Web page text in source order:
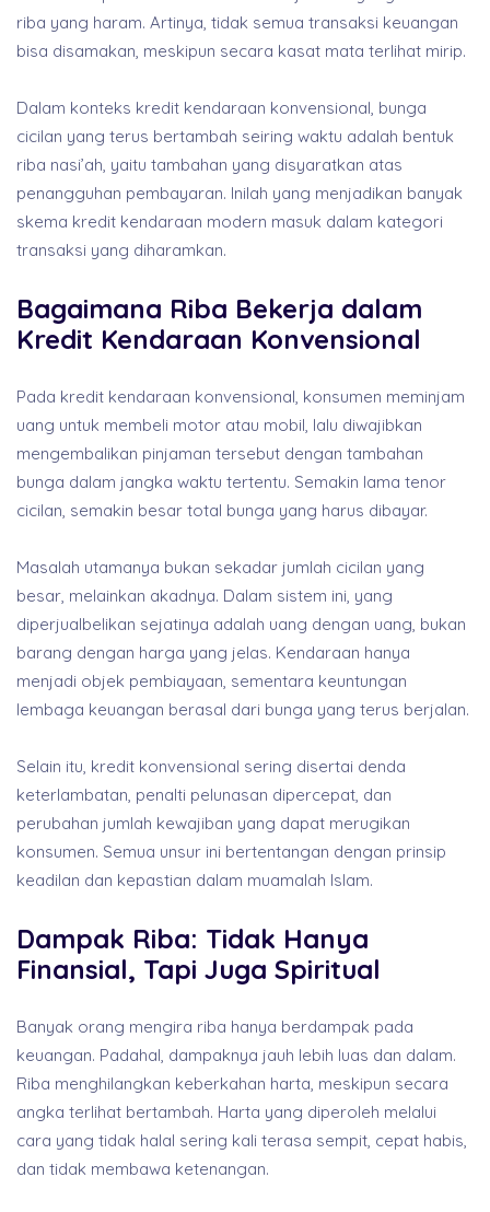
riba yang haram. Artinya, tidak semua transaksi keuangan
bisa disamakan, meskipun secara kasat mata terlihat mirip.
Dalam konteks kredit kendaraan konvensional, bunga
cicilan yang terus bertambah seiring waktu adalah bentuk
riba nasi’ah, yaitu tambahan yang disyaratkan atas
penangguhan pembayaran. Inilah yang menjadikan banyak
skema kredit kendaraan modern masuk dalam kategori
transaksi yang diharamkan.
Bagaimana Riba Bekerja dalam
Kredit Kendaraan Konvensional
Pada kredit kendaraan konvensional, konsumen meminjam
uang untuk membeli motor atau mobil, lalu diwajibkan
mengembalikan pinjaman tersebut dengan tambahan
bunga dalam jangka waktu tertentu. Semakin lama tenor
cicilan, semakin besar total bunga yang harus dibayar.
Masalah utamanya bukan sekadar jumlah cicilan yang
besar, melainkan akadnya. Dalam sistem ini, yang
diperjualbelikan sejatinya adalah uang dengan uang, bukan
barang dengan harga yang jelas. Kendaraan hanya
menjadi objek pembiayaan, sementara keuntungan
lembaga keuangan berasal dari bunga yang terus berjalan.
Selain itu, kredit konvensional sering disertai denda
keterlambatan, penalti pelunasan dipercepat, dan
perubahan jumlah kewajiban yang dapat merugikan
konsumen. Semua unsur ini bertentangan dengan prinsip
keadilan dan kepastian dalam muamalah Islam.
Dampak Riba: Tidak Hanya
Finansial, Tapi Juga Spiritual
Banyak orang mengira riba hanya berdampak pada
keuangan. Padahal, dampaknya jauh lebih luas dan dalam.
Riba menghilangkan keberkahan harta, meskipun secara
angka terlihat bertambah. Harta yang diperoleh melalui
cara yang tidak halal sering kali terasa sempit, cepat habis,
dan tidak membawa ketenangan.